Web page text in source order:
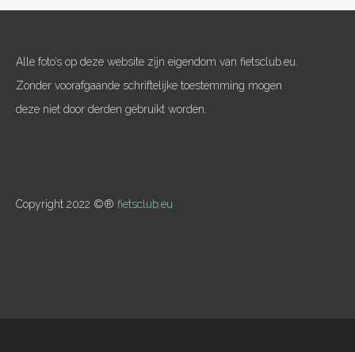
Alle foto’s op deze website zijn eigendom van fietsclub.eu.
Zonder voorafgaande schriftelijke toestemming mogen
deze niet door derden gebruikt worden.
Copyright 2022 ©® fietsclub.eu